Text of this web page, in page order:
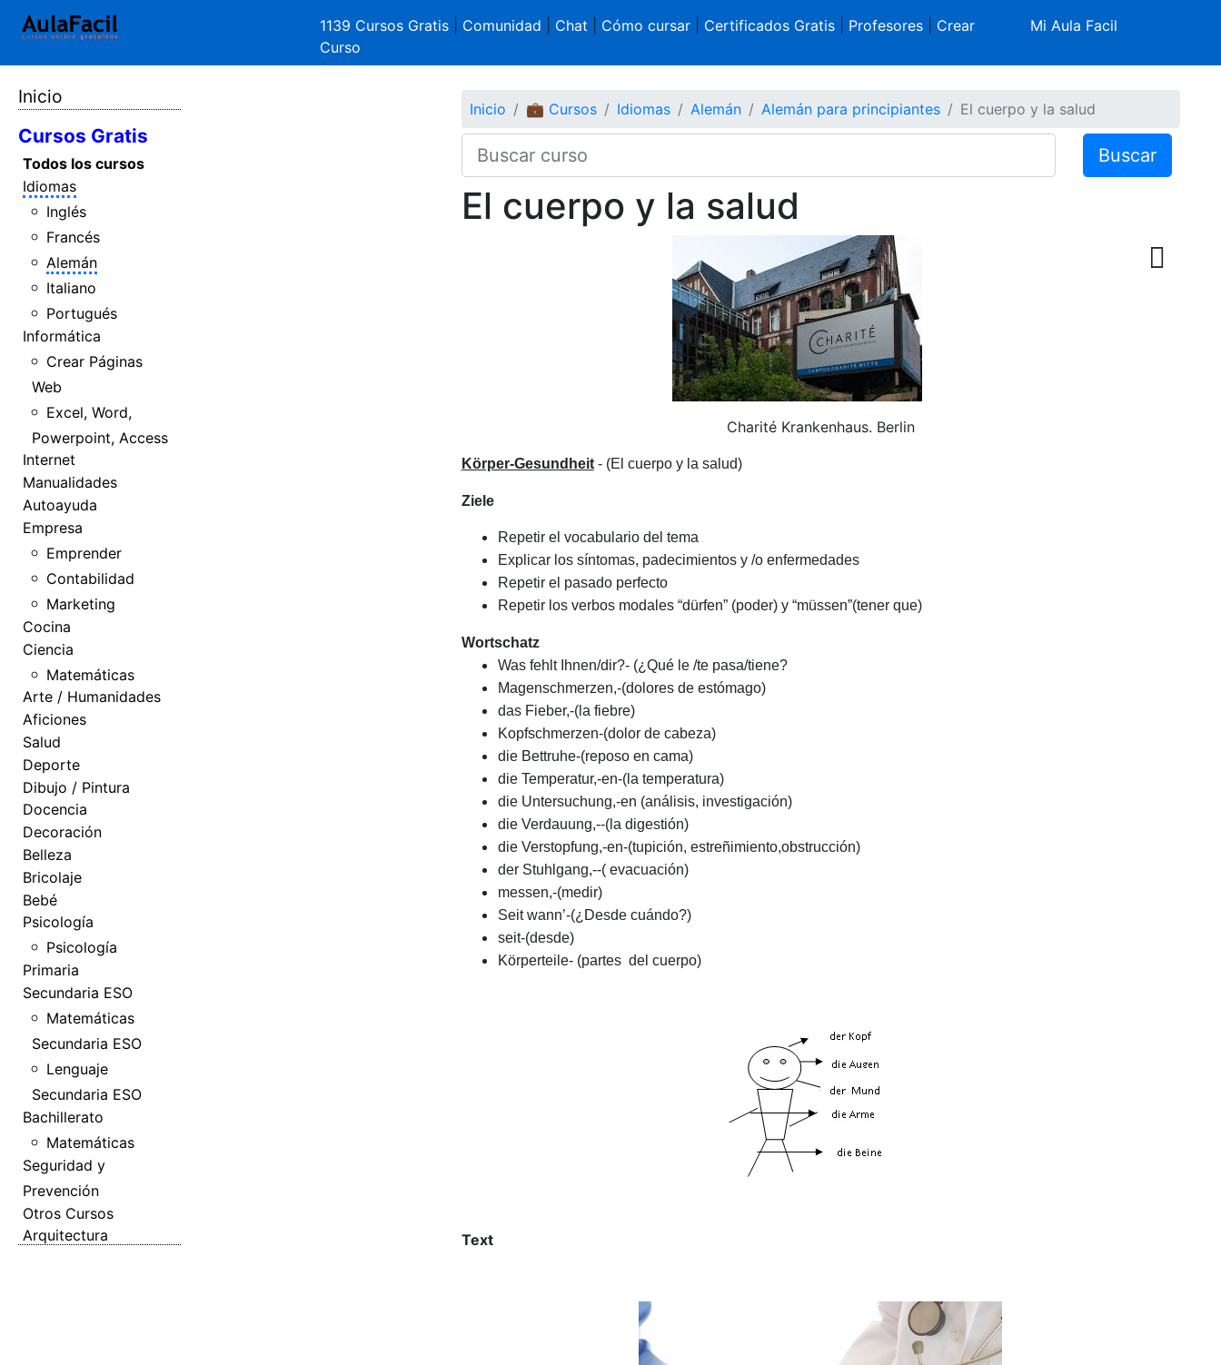
1139 Cursos Gratis Comunidad Chat Cómo cursar| Certificados Gratis| Profesores| Crear
Curso
Mi Aula Facil
Inicio
Cursos Gratis
Todos los cursos
Idiomas
Inglés
Francés
Alemán
Italiano
Portugués
Informática
Crear Páginas
Web
Excel, Word,
Powerpoint, Access
Internet
Manualidades
Autoayuda
Empresa
Emprender
Contabilidad
Marketing
Cocina
Ciencia
Matemáticas
Arte / Humanidades
Aficiones
Salud
Deporte
Dibujo / Pintura
Docencia
Decoración
Belleza
Bricolaje
Bebé
Psicología
Psicología
Primaria
Secundaria ESO
Matemáticas
Secundaria ESO
Lenguaje
Secundaria ESO
Bachillerato
Matemáticas
Seguridad y
Prevención
Otros Cursos
Arquitectura
Inicio 💼 Cursos Idiomas Alemán Alemán para principiantes El cuerpo y la salud
Buscar
El cuerpo y la salud
Charité Krankenhaus. Berlin
Körper-Gesundheit- (El cuerpo y la salud)
Ziele
Repetir el vocabulario del tema
Explicar los síntomas, padecimientos y /o enfermedades
Repetir el pasado perfecto
Repetir los verbos modales “dürfen” (poder) y “müssen”(tener que)
Wortschatz
Was fehlt Ihnen/dir?- (¿Qué le /te pasa/tiene?
Magenschmerzen,-(dolores de estómago)
das Fieber,-(la fiebre)
Kopfschmerzen-(dolor de cabeza)
die Bettruhe-(reposo en cama)
die Temperatur,-en-(la temperatura)
die Untersuchung,-en (análisis, investigación)
die Verdauung,--(la digestión)
die Verstopfung,-en-(tupición, estreñimiento,obstrucción)
der Stuhlgang,--( evacuación)
messen,-(medir)
Seit wann’-(¿Desde cuándo?)
seit-(desde)
Körperteile- (partes del cuerpo)
Text